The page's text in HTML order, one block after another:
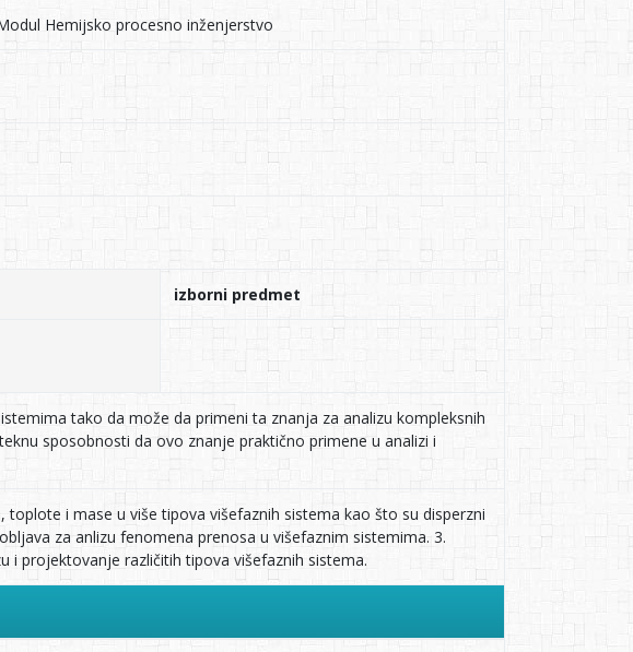
Hemijsko procesno inženjerstvo
izborni predmet
tako da može da primeni ta znanja za analizu kompleksnih
sposobnosti da ovo znanje praktično primene u analizi i
i mase u više tipova višefaznih sistema kao što su disperzni
za anlizu fenomena prenosa u višefaznim sistemima. 3.
i projektovanje različitih tipova višefaznih sistema.